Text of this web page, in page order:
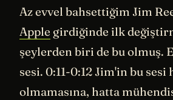
Az evvel bahsettiğim Jim
Apple girdiğinde ilk
şeylerden biri de bu olmuş.
sesi. 0:11-0:12 Jim'in bu
olmamasına, hatta